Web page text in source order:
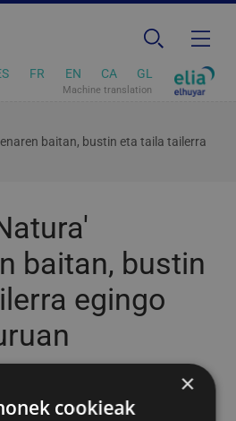
FR EN CA GL
Machine translation
baitan, bustin eta taila tailerra
baitan, bustin
egingo
×
cookieak